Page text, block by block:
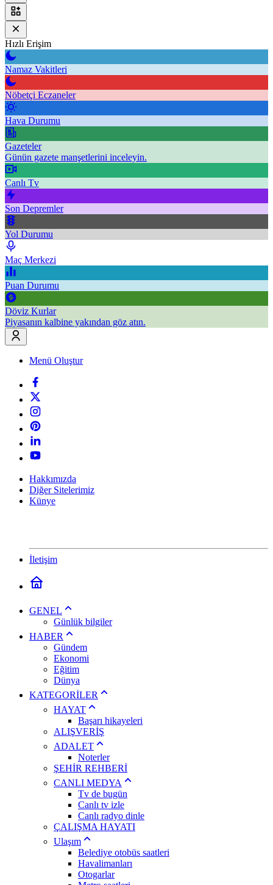
Hızlı Erişim
Namaz Vakitleri
Nöbetçi Eczaneler
Hava Durumu
Gazeteler
Günün gazete manşetlerini inceleyin.
Canlı Tv
Son Depremler
Yol Durumu
Maç Merkezi
Puan Durumu
Döviz Kurlar
Piyasanın kalbine yakından göz atın.
Menü Oluştur
Hakkımızda
Diğer Sitelerimiz
Künye
İletişim
GENEL
Günlük bilgiler
HABER
Gündem
Ekonomi
Eğitim
Dünya
KATEGORİLER
HAYAT
Başarı hikayeleri
ALIŞVERİŞ
ADALET
Noterler
ŞEHİR REHBERİ
CANLI MEDYA
Tv de bugün
Canlı tv izle
Canlı radyo dinle
ÇALIŞMA HAYATI
Ulaşım
Belediye otobüs saatleri
Havalimanları
Otogarlar